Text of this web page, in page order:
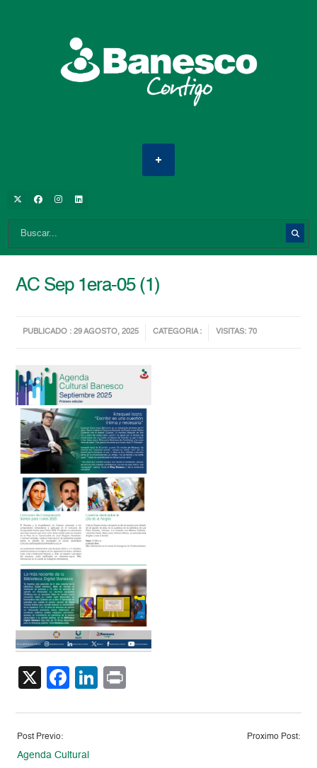
AC Sep 1era-05 (1)
PUBLICADO : 29 AGOSTO, 2025 CATEGORIA : VISITAS: 70
X Facebook
LinkedIn
Post Previo:
Agenda Cultural
Proximo Post: